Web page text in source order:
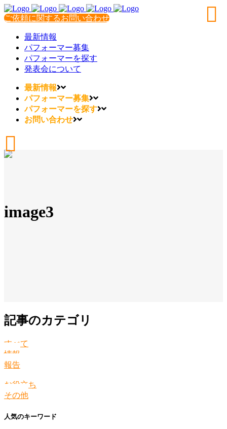
ご依頼に関するお問い合わせ
最新情報
パフォーマー募集
パフォーマーを探す
発表会について
最新情報
パフォーマー募集
パフォーマーを探す
お問い合わせ
image3
記事のカテゴリ
すべて
情報
報告
お役立ち
その他
人気のキーワード